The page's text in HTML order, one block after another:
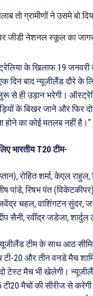
तो ग्रामीणों ने उसमे बो
जीडी नेशनल स्कूल का
के खिलाफ 19 जनवरी
बाद न्यूजीलैंड दौरे के
से ही उड़ान भरेगी।
के बिखर जाने और फिर
होने का कोई मतलब नहीं है।”
भारतीय T20 टीम-
रोहित शर्मा, केएल
पांडे, रिषभ पंत
चहल, वाशिंगटन सुंदर,
सैनी, रवींद्र जडेजा, शार्दुल
टीम के साथ आठ
टी-20 और तीन वनडे मैच
टेस्ट मैच भी खेलेगी।
मैचों की सीरीज से